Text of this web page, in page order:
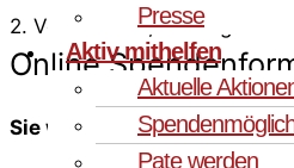
Presse
Aktiv mithelfen
Aktuelle
Pate werden
2. Vorsitzende, Leitung
Online
Sie wollen lieber per